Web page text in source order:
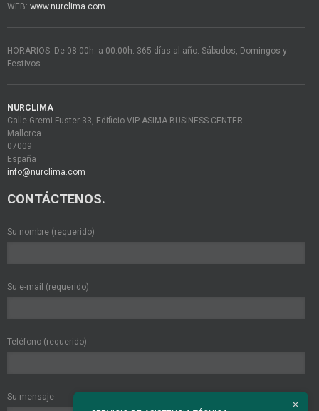
WEB: www.nurclima.com
HORARIOS: De 08:00h. a 00:00h. 365 días al año. Sábados, Domingos y
Festivos
NURCLIMA
Calle Gremi Fuster 33, Edificio VIP ASIMA-BUSINESS CENTER
Mallorca
07009
España
info@nurclima.com
CONTÁCTENOS.
Su nombre (requerido)
Su e-mail (requerido)
Teléfono (requerido)
Su mensaje